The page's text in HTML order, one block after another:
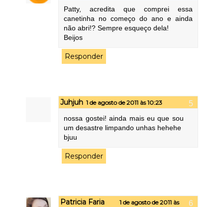
Patty, acredita que comprei essa
canetinha no começo do ano e ainda
não abri!? Sempre esqueço dela!
Beijos
Responder
Juhjuh 1 de agosto de 2011 às 10:23
nossa gostei! ainda mais eu que sou
um desastre limpando unhas hehehe
bjuu
Responder
Patricia Faria
1 de agosto de 2011 às